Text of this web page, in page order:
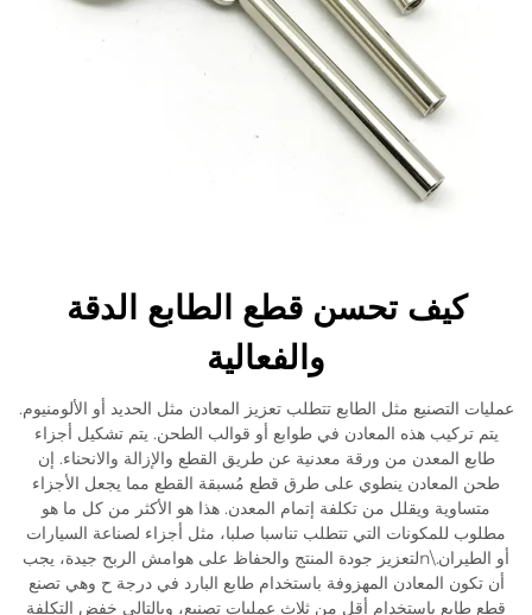
كيف تحسن قطع الطابع الدقة
والفعالية
عمليات التصنيع مثل الطابع تتطلب تعزيز المعادن مثل الحديد أو الألومنيوم.
يتم تركيب هذه المعادن في طوابع أو قوالب الطحن. يتم تشكيل أجزاء
طابع المعدن من ورقة معدنية عن طريق القطع والإزالة والانحناء. إن
طحن المعادن ينطوي على طرق قطع مُسبقة القطع مما يجعل الأجزاء
متساوية ويقلل من تكلفة إتمام المعدن. هذا هو الأكثر من كل ما هو
مطلوب للمكونات التي تتطلب تناسبا صلبا، مثل أجزاء لصناعة السيارات
أو الطيران.\nلتعزيز جودة المنتج والحفاظ على هوامش الربح جيدة، يجب
أن تكون المعادن المهزوفة باستخدام طابع البارد في درجة ح وهي تصنع
قطع طابع باستخدام أقل من ثلاث عمليات تصنيع، وبالتالي خفض التكلفة